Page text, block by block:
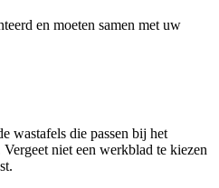
en moeten samen met uw
wastafels die passen bij het
niet een werkblad te kiezen